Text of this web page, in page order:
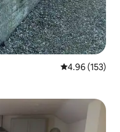
평점 4.96점(5
4.96 (153)